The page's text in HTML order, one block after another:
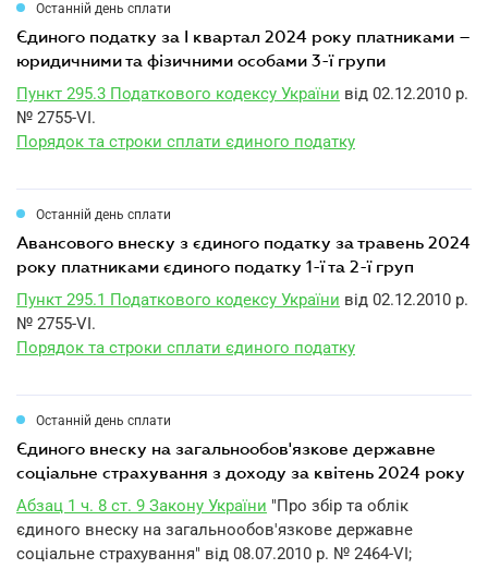
Останній день сплати
єдиного податку за I квартал 2024 року платниками –
юридичними та фізичними особами 3-ї групи
Пункт 295.3 Податкового кодексу України від 02.12.2010 р.
№ 2755-VI.
Порядок та строки сплати єдиного податку
Останній день сплати
авансового внеску з єдиного податку за травень 2024
року платниками єдиного податку 1-ї та 2-ї груп
Пункт 295.1 Податкового кодексу України від 02.12.2010 р.
№ 2755-VI.
Порядок та строки сплати єдиного податку
Останній день сплати
єдиного внеску на загальнообов'язкове державне
соціальне страхування з доходу за квітень 2024 року
Абзац 1 ч. 8 ст. 9 Закону України "Про збір та облік
єдиного внеску на загальнообов'язкове державне
соціальне страхування" від 08.07.2010 р. № 2464-VI;